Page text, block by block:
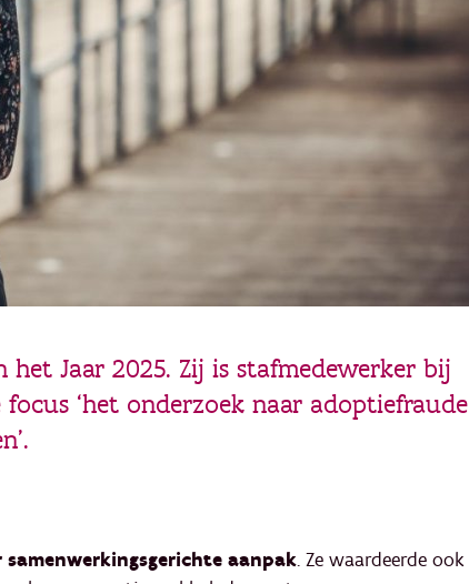
Jaar 2025. Zij is stafmedewerker bij
‘het onderzoek naar adoptiefraude
aanpak. Ze waardeerde ook